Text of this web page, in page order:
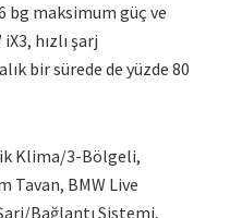
bg maksimum güç ve
hızlı şarj
bir sürede de yüzde 80
Klima/3-Bölgeli,
Tavan, BMW Live
Bağlantı Sistemi,